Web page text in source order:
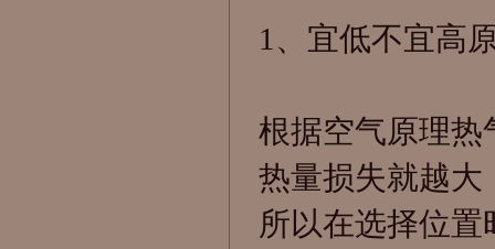
1、宜低不宜高
根据空气原理热
热量损失就越大
所以在选择位